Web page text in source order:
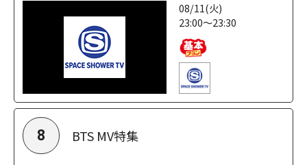
08/11(火)
23:00～23:30
8 BTS MV特集